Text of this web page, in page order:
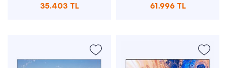
35.403 TL 61.996 TL